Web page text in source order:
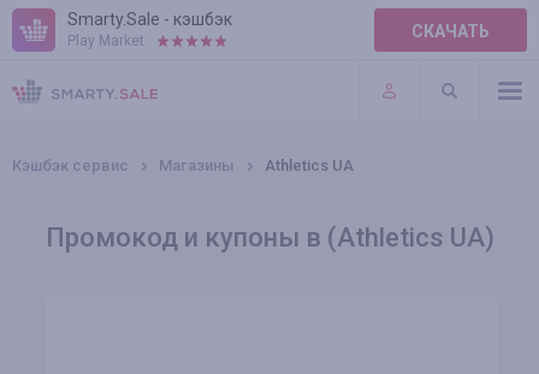
Smarty.Sale - кэшбэк
Play Market: СКАЧАТЬ
ПРАВИЛА
ПЛАГИНЫ
Кэшбэк сервис Магазины Athletics UA
Промокод и купоны в (Athletics UA)